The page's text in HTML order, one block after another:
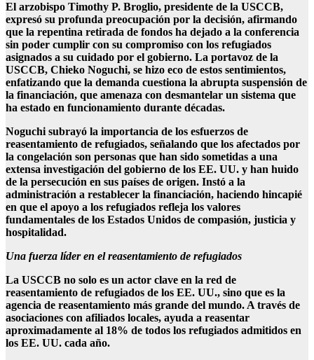
El arzobispo Timothy P. Broglio, presidente de la USCCB,
expresó su profunda preocupación por la decisión, afirmando
que la repentina retirada de fondos ha dejado a la conferencia
sin poder cumplir con su compromiso con los refugiados
asignados a su cuidado por el gobierno. La portavoz de la
USCCB, Chieko Noguchi, se hizo eco de estos sentimientos,
enfatizando que la demanda cuestiona la abrupta suspensión de
la financiación, que amenaza con desmantelar un sistema que
ha estado en funcionamiento durante décadas.
Noguchi subrayó la importancia de los esfuerzos de
reasentamiento de refugiados, señalando que los afectados por
la congelación son personas que han sido sometidas a una
extensa investigación del gobierno de los EE. UU. y han huido
de la persecución en sus países de origen. Instó a la
administración a restablecer la financiación, haciendo hincapié
en que el apoyo a los refugiados refleja los valores
fundamentales de los Estados Unidos de compasión, justicia y
hospitalidad.
Una fuerza líder en el reasentamiento de refugiados
La USCCB no solo es un actor clave en la red de
reasentamiento de refugiados de los EE. UU., sino que es la
agencia de reasentamiento más grande del mundo. A través de
asociaciones con afiliados locales, ayuda a reasentar
aproximadamente al 18% de todos los refugiados admitidos en
los EE. UU. cada año.